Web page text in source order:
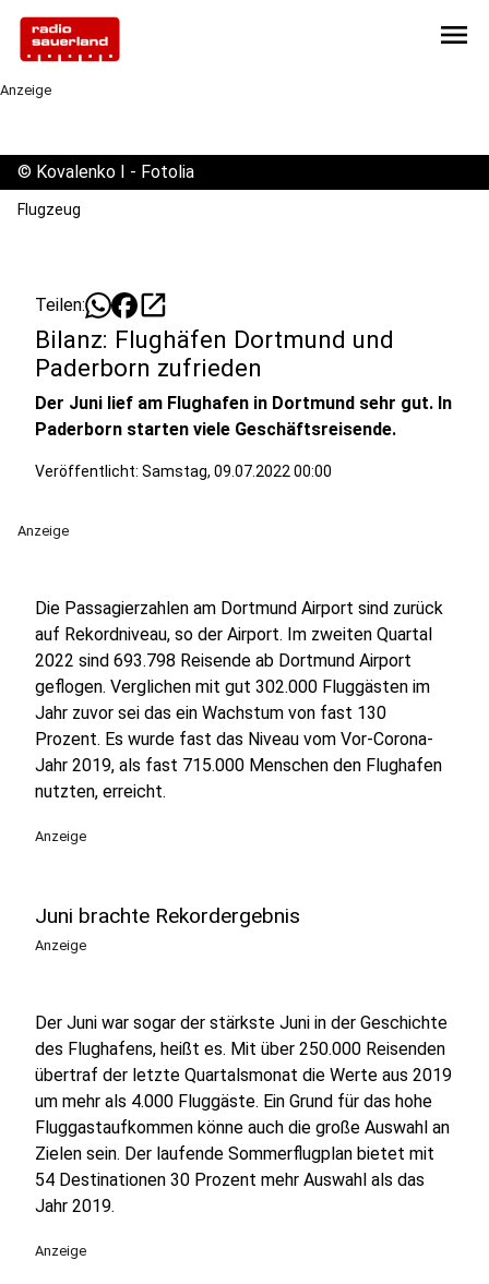
menu
Anzeige
© Kovalenko I - Fotolia
Flugzeug
Teilen: open_in_new
Bilanz: Flughäfen Dortmund und
Paderborn zufrieden
Der Juni lief am Flughafen in Dortmund sehr gut. In
Paderborn starten viele Geschäftsreisende.
Veröffentlicht: Samstag, 09.07.2022 00:00
Anzeige
Die Passagierzahlen am Dortmund Airport sind zurück
auf Rekordniveau, so der Airport. Im zweiten Quartal
2022 sind 693.798 Reisende ab Dortmund Airport
geflogen. Verglichen mit gut 302.000 Fluggästen im
Jahr zuvor sei das ein Wachstum von fast 130
Prozent. Es wurde fast das Niveau vom Vor-Corona-
Jahr 2019, als fast 715.000 Menschen den Flughafen
nutzten, erreicht.
Anzeige
Juni brachte Rekordergebnis
Anzeige
Der Juni war sogar der stärkste Juni in der Geschichte
des Flughafens, heißt es. Mit über 250.000 Reisenden
übertraf der letzte Quartalsmonat die Werte aus 2019
um mehr als 4.000 Fluggäste. Ein Grund für das hohe
Fluggastaufkommen könne auch die große Auswahl an
Zielen sein. Der laufende Sommerflugplan bietet mit
54 Destinationen 30 Prozent mehr Auswahl als das
Jahr 2019.
Anzeige